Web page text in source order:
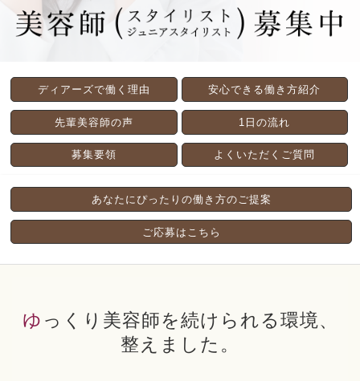
ディアーズで働く理由 安心できる働き方紹介
先輩美容師の声 1日の流れ
募集要領 よくいただくご質問
あなたにぴったりの働き方のご提案
ご応募はこちら
ゆっくり美容師を続けられる環境、
整えました。